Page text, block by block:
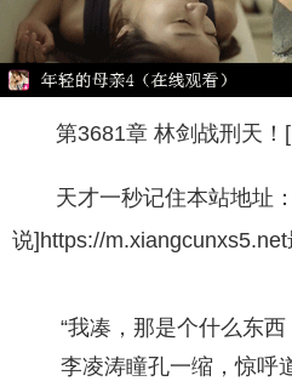
第3681章 林剑战刑天！
天才一秒记住本站地址
说]https://m.xiangcunxs5.net
“我凑，那是个什么东西
李凌涛瞳孔一缩，惊呼